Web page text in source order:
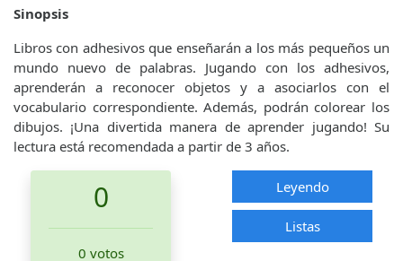
Sinopsis
Libros con adhesivos que enseñarán a los más pequeños un
mundo nuevo de palabras. Jugando con los adhesivos,
aprenderán a reconocer objetos y a asociarlos con el
vocabulario correspondiente. Además, podrán colorear los
dibujos. ¡Una divertida manera de aprender jugando! Su
lectura está recomendada a partir de 3 años.
0
0 votos
Leyendo
Listas